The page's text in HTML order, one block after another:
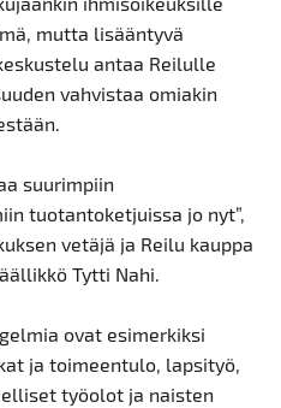
mutta lisääntyvä
antaa Reilulle
vahvistaa omiakin
suurimpiin
tuotantoketjuissa jo nyt”,
vetäjä ja Reilu kauppa
Tytti Nahi.
ovat esimerkiksi
ja toimeentulo, lapsityö,
työolot ja naisten